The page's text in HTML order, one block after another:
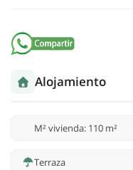
Alojamiento
M² vivienda: 110 m²
Terraza